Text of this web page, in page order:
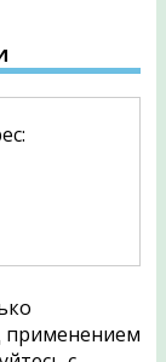
применением